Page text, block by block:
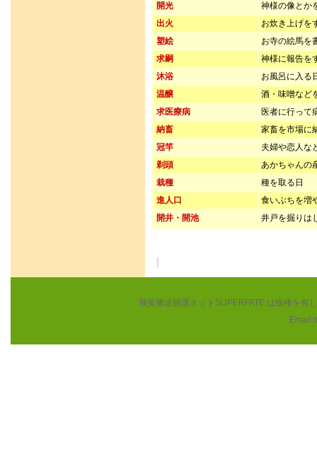
開光
神様の像とか
出火
お炊き上げを
塑絵
お寺の絵馬を
求嗣
神様に報告を
沐浴
お風呂に入る
温醸
酒・味噌など
求医療病
医者に行って
納畜
家畜を市場に
冠竿
夫婦や恋人な
剃頭
あかちゃんの
栽種
種を取る日
進人口
食いぶちを増
開井・開池
井戸を掘りは
飛黄騰達開運ネットSUPERFATE は版権を有
Email: